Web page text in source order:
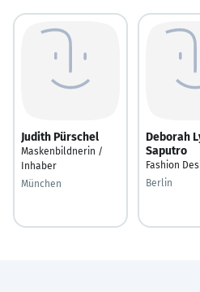
Judith Pürschel
Maskenbildnerin /
Inhaber
München
Deborah
Saputro
Fashion
Berlin